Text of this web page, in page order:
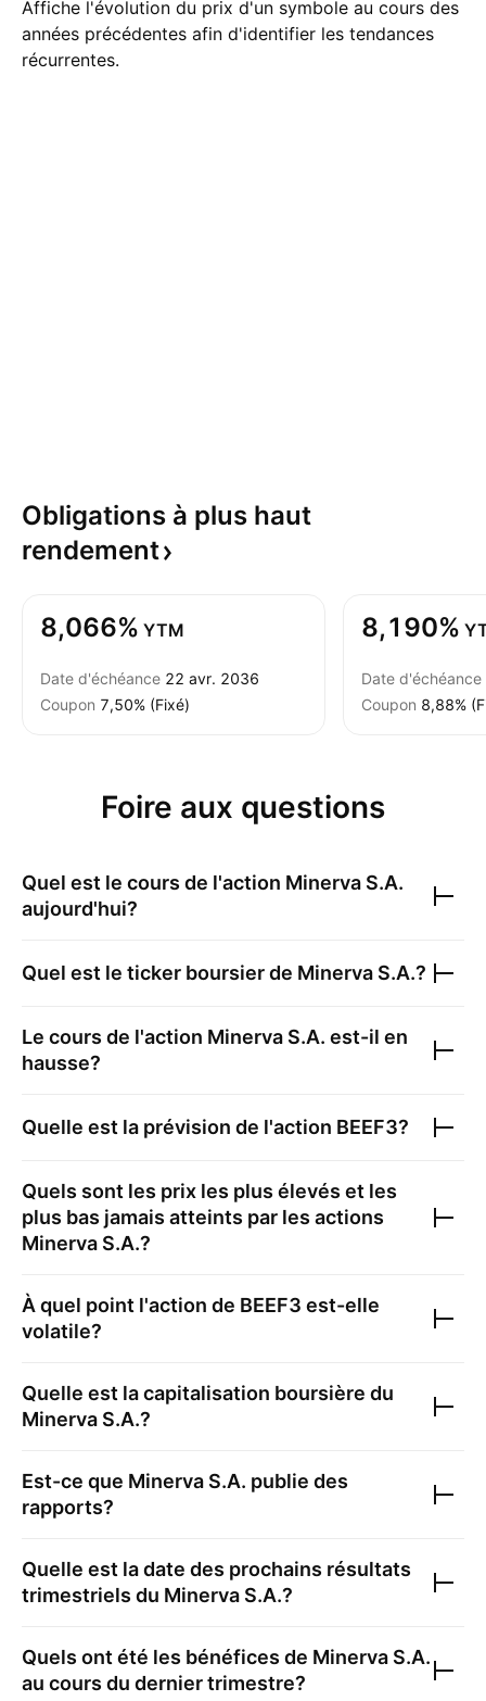
Affiche l'évolution du prix d'un symbole au cours des
années précédentes afin d'identifier les tendances
récurrentes.
Obligations à plus haut
rendement
8,066% YTM
Date d'échéance 22 avr. 2036
Coupon 7,50% (Fixé)
8,190%
Date d'échéance
Coupon 8,88%
Foire aux questions
Quel est le cours de l'action Minerva S.A.
aujourd'hui?
Quel est le ticker boursier de Minerva S.A.?
Le cours de l'action Minerva S.A. est-il en
hausse?
Quelle est la prévision de l'action BEEF3?
Quels sont les prix les plus élevés et les
plus bas jamais atteints par les actions
Minerva S.A.?
À quel point l'action de BEEF3 est-elle
volatile?
Quelle est la capitalisation boursière du
Minerva S.A.?
Est-ce que Minerva S.A. publie des
rapports?
Quelle est la date des prochains résultats
trimestriels du Minerva S.A.?
Quels ont été les bénéfices de Minerva S.A.
au cours du dernier trimestre?